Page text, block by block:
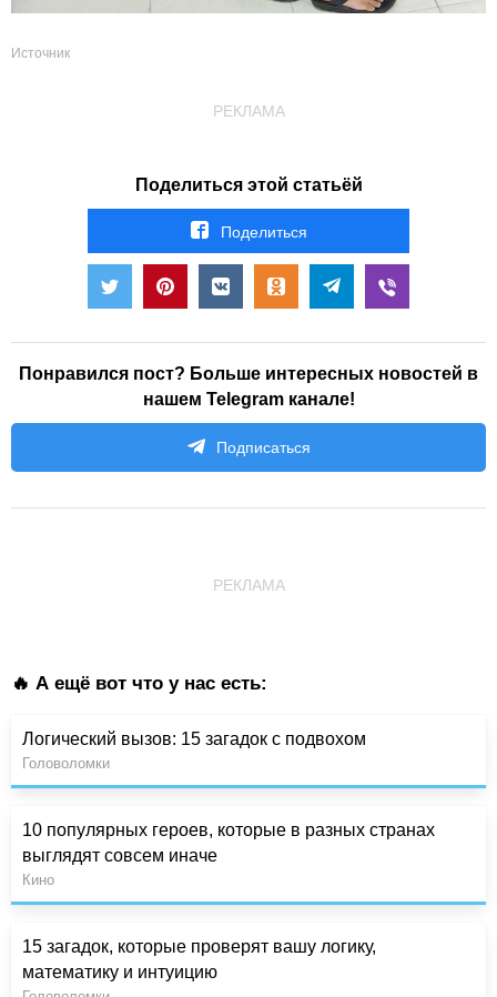
Источник
РЕКЛАМА
Поделиться этой статьёй
Поделиться
Понравился пост? Больше интересных новостей в
нашем Telegram канале!
Подписаться
РЕКЛАМА
🔥 А ещё вот что у нас есть:
Логический вызов: 15 загадок с подвохом
Головоломки
10 популярных героев, которые в разных странах
выглядят совсем иначе
Кино
15 загадок, которые проверят вашу логику,
математику и интуицию